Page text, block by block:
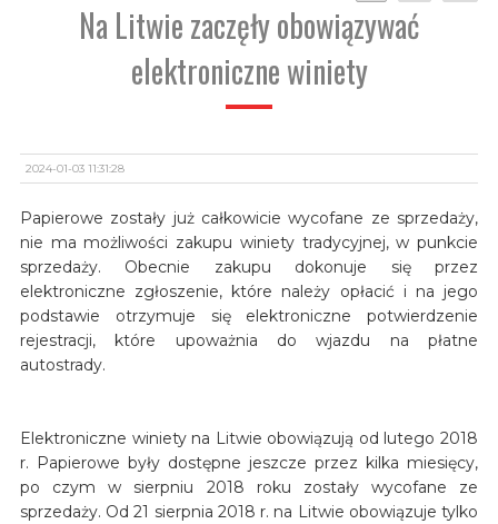
Na Litwie zaczęły obowiązywać
elektroniczne winiety
2024-01-03 11:31:28
Papierowe zostały już całkowicie wycofane ze sprzedaży,
nie ma możliwości zakupu winiety tradycyjnej, w punkcie
sprzedaży. Obecnie zakupu dokonuje się przez
elektroniczne zgłoszenie, które należy opłacić i na jego
podstawie otrzymuje się elektroniczne potwierdzenie
rejestracji, które upoważnia do wjazdu na płatne
autostrady.
Elektroniczne winiety na Litwie obowiązują od lutego 2018
r. Papierowe były dostępne jeszcze przez kilka miesięcy,
po czym w sierpniu 2018 roku zostały wycofane ze
sprzedaży. Od 21 sierpnia 2018 r. na Litwie obowiązuje tylko